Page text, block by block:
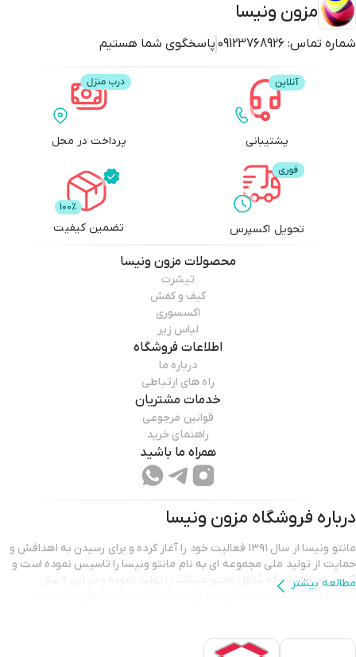
مزون ونیسا
شماره تماس: 09123768926 پاسخگوی شما هستیم
پشتیبانی پرداخت در محل
تحویل اکسپرس تضمین کیفیت
محصولات مزون ونیسا
تیشرت
کیف و کفش
اکسسوری
لباس زیر
اطلاعات فروشگاه
درباره ما
راه های ارتباطی
خدمات مشتریان
قوانین مرجوعی
راهنمای خرید
همراه ما باشید
درباره فروشگاه مزون ونیسا
مانتو ونیسا از سال ۱۳۹۱ فعالیت خود را آغاز کرده و برای رسیدن به اهدافش و
حمایت از تولید ملی مجموعه ای به نام مانتو ونیسا را تاسیس نموده است و
توانسته است رضایت بسیاری از خرید مردم را در سراسر کشور جلب نماید
مطالعه بیشتر